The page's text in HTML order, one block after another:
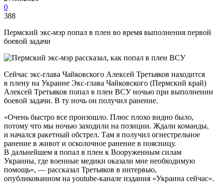
0
388
Пермский экс-мэр попал в плен во время выполнения первой
боевой задачи
Сейчас экс-глава Чайковского Алексей Третьяков находится
в плену на Украине Экс-глава Чайковского (Пермский край)
Алексей Третьяков попал в плен ВСУ ночью при выполнении
боевой задачи. В ту ночь он получил ранение.
«Очень быстро все произошло. Плюс плохо видно было,
потому что мы ночью заходили на позиции. Ждали команды,
и начался ракетный обстрел. Там я получил огнестрельное
ранение в живот и осколочное ранение в поясницу.
В дальнейшем я попал в плен к Вооруженным силам
Украины, где военные медики оказали мне необходимую
помощь», — рассказал Третьяков в интервью,
опубликованном на youtube-канале издания «Украина сейчас».